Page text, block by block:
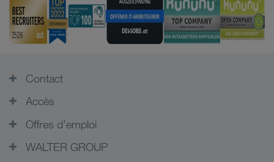
Contact
Accès
Offres d'emploi
WALTER GROUP